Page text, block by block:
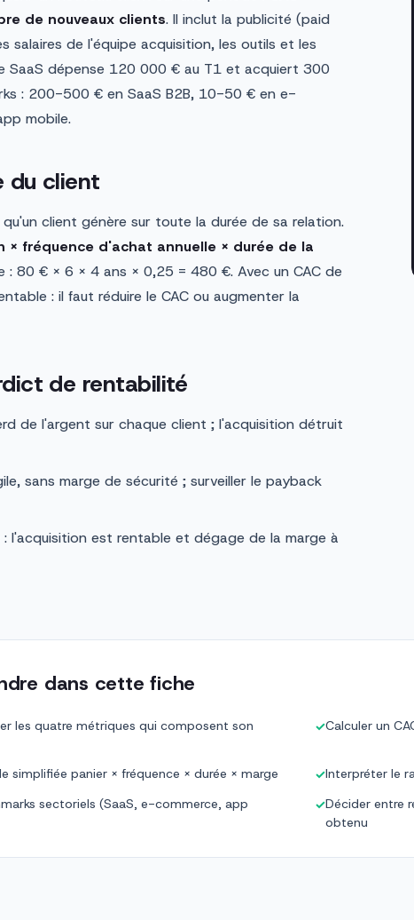
de nouveaux clients. Il inclut la publicité (paid
salaires de l'équipe acquisition, les outils et les
SaaS dépense 120 000 € au T1 et acquiert 300
: 200-500 € en SaaS B2B, 10-50 € en e-
mobile.
du client
client génère sur toute la durée de sa relation.
× fréquence d'achat annuelle × durée de la
: 80 € × 6 × 4 ans × 0,25 = 480 €. Avec un CAC de
: il faut réduire le CAC ou augmenter la
de rentabilité
de l'argent sur chaque client ; l'acquisition détruit
sans marge de sécurité ; surveiller le payback
l'acquisition est rentable et dégage de la marge à
dans cette fiche
les quatre métriques qui composent son
✓Calculer un
simplifiée panier × fréquence × durée × marge ✓Interpréter le
sectoriels (SaaS, e-commerce, app
✓Décider entre
obtenu